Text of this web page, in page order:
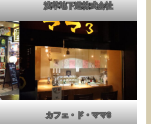
浅草地下道株式会社
カフェ・ド・ママ3